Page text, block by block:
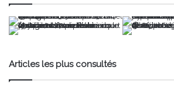
Articles les plus consultés